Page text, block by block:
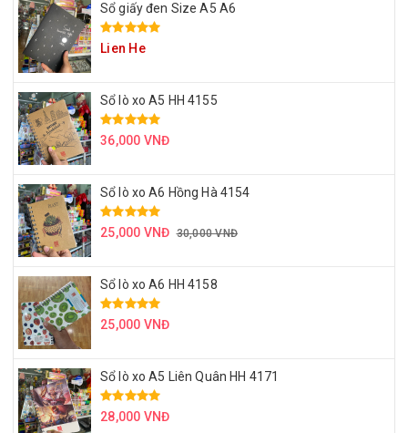
Sổ giấy đen Size A5 A6
Lien He
Sổ lò xo A5 HH 4155
36,000 VNĐ
Sổ lò xo A6 Hồng Hà 4154
25,000 VNĐ 30,000 VNĐ
Sổ lò xo A6 HH 4158
25,000 VNĐ
Sổ lò xo A5 Liên Quân HH 4171
28,000 VNĐ